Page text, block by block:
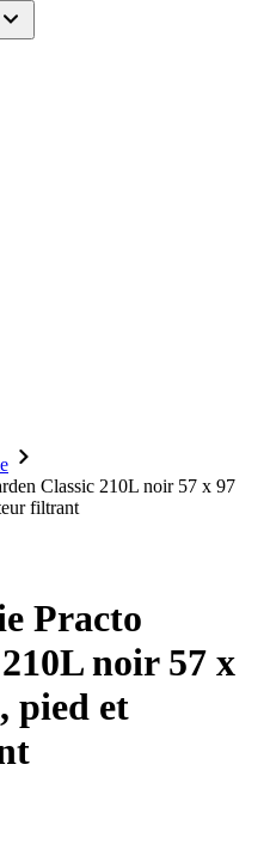
Classic 210L noir 57 x 97
filtrant
Practo
noir 57 x
pied et